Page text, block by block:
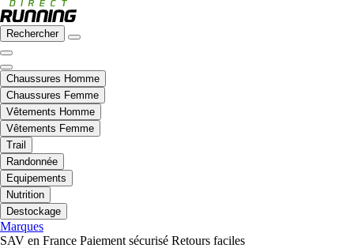
Rechercher
Chaussures Homme
Chaussures Femme
Vêtements Homme
Vêtements Femme
Trail
Randonnée
Equipements
Nutrition
Destockage
Marques
SAV en France Paiement sécurisé Retours faciles